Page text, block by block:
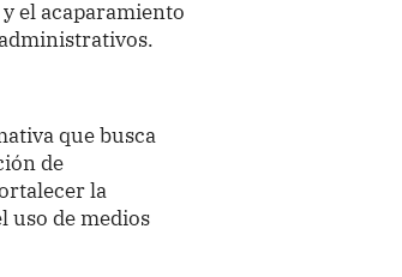
el acaparamiento
que busca
de
la
uso de medios